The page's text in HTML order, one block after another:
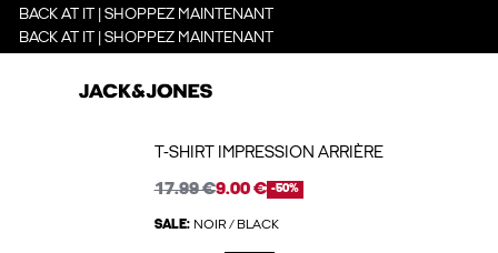
BACK AT IT | SHOPPEZ MAINTENANT
BACK AT IT | SHOPPEZ MAINTENANT
T-SHIRT IMPRESSION ARRIÈRE
17.99 €9.00 € -50%
SALE: NOIR / BLACK